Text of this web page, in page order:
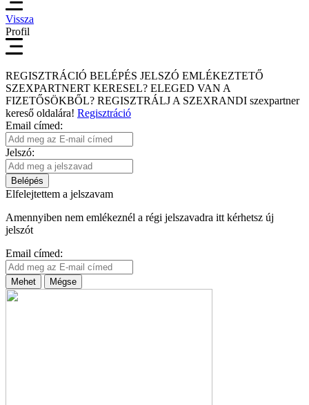
Vissza
Profil
REGISZTRÁCIÓ BELÉPÉS JELSZÓ EMLÉKEZTETŐ
SZEXPARTNERT KERESEL? ELEGED VAN A
FIZETŐSÖKBŐL? REGISZTRÁLJ A SZEXRANDI szexpartner
kereső oldalára! Regisztráció
Email címed:
Jelszó:
Belépés
Elfelejtettem a jelszavam
Amennyiben nem emlékeznél a régi jelszavadra itt kérhetsz új
jelszót
Email címed:
Mehet Mégse